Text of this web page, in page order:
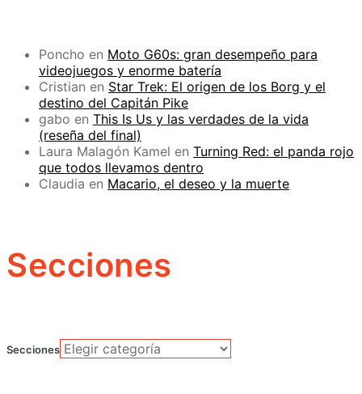
Poncho en Moto G60s: gran desempeño para
videojuegos y enorme batería
Cristian en Star Trek: El origen de los Borg y el
destino del Capitán Pike
gabo en This Is Us y las verdades de la vida
(reseña del final)
Laura Malagón Kamel en Turning Red: el panda rojo
que todos llevamos dentro
Claudia en Macario, el deseo y la muerte
Secciones
Secciones